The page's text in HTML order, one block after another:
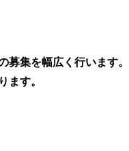
集を幅広く行います。
ます。